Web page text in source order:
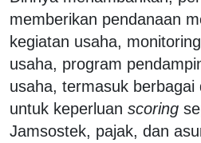
memberikan pendanaan
kegiatan usaha,
usaha, program
usaha, termasuk berbagai
untuk keperluan scoring
Jamsostek, pajak, dan